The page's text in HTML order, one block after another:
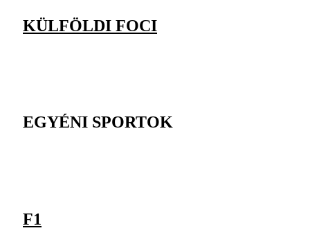
KÜLFÖLDI FOCI
EGYÉNI SPORTOK
F1